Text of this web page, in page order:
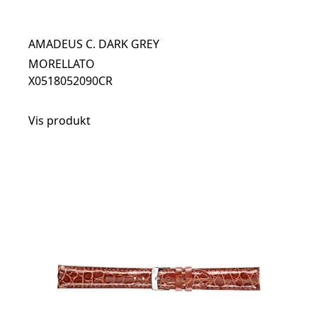
AMADEUS C. DARK GREY
MORELLATO
X0518052090CR
Vis produkt